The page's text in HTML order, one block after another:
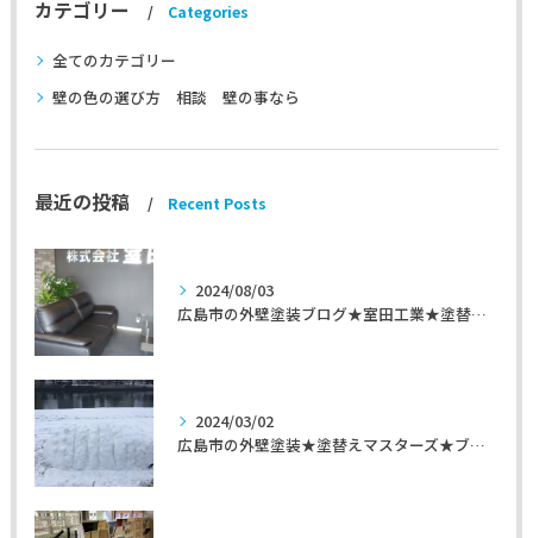
カテゴリー Categories
全てのカテゴリー
壁の色の選び方 相談 壁の事なら
最近の投稿 Recent Posts
2024/08/03
広島市の外壁塗装ブログ★室田工業★塗替えマスターズ★外壁リフォーム
2024/03/02
広島市の外壁塗装★塗替えマスターズ★ブログ「初めて家を手入れするのに」